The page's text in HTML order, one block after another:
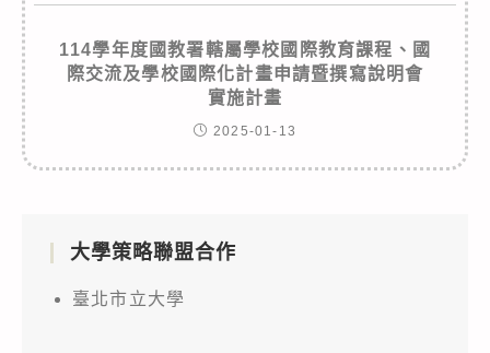
114學年度國教署轄屬學校國際教育課程、國
際交流及學校國際化計畫申請暨撰寫說明會
實施計畫
2025-01-13
大學策略聯盟合作
臺北市立大學